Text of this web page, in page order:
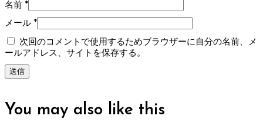
名前 *
メール *
次回のコメントで使用するためブラウザーに自分の名前、メ
ールアドレス、サイトを保存する。
You may also like this